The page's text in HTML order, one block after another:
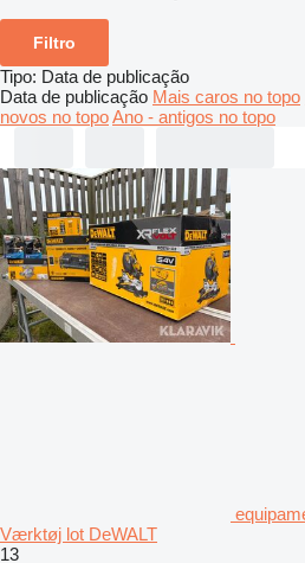
Filtro
Tipo: Data de publicação
Data de publicação Mais caros no topo
novos no topoAno - antigos no topo
Værktøj lot DeWALT
13